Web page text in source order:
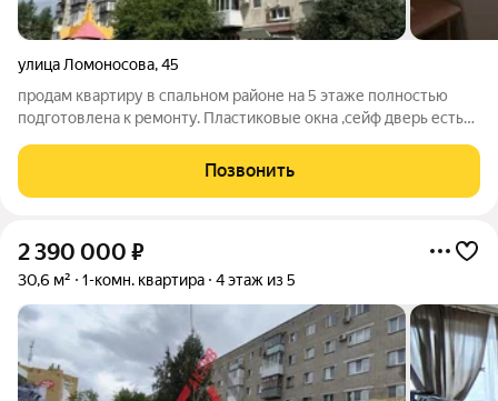
улица Ломоносова,45
продам квартиру в спальном районе на 5 этаже полностью
подготовлена к ремонту. Пластиковые окна ,сейф дверь есть
и ж д вокзал .ОЛИМП .один взрослый собственник быстрый
выход на сделку.
Позвонить
2 390 000 ₽
30,6 м² 1-комн. квартира 4 этаж из 5